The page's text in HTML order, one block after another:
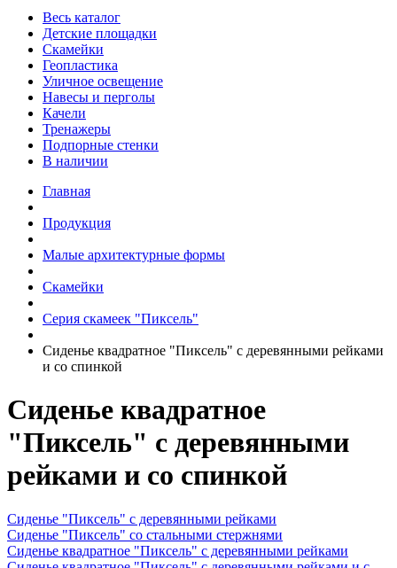
Весь каталог
Детские площадки
Скамейки
Геопластика
Уличное освещение
Навесы и перголы
Качели
Тренажеры
Подпорные стенки
В наличии
Главная
Продукция
Малые архитектурные формы
Скамейки
Серия скамеек "Пиксель"
Сиденье квадратное "Пиксель" с деревянными рейками
и со спинкой
Сиденье квадратное
"Пиксель" с деревянными
рейками и со спинкой
Сиденье "Пиксель" с деревянными рейками
Сиденье "Пиксель" со стальными стержнями
Сиденье квадратное "Пиксель" с деревянными рейками